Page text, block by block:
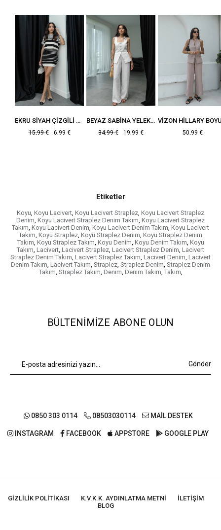
EKRU SIYAH ÇIZGILI TRIKO TAKIM
6,99 €
15,99 €
BEYAZ SABINA YELEK PANTOLON TAKIM
19,99 €
34,99 € 50,99 €
Etiketler
Koyu, Koyu Lacivert, Koyu Lacivert Straplez, Koyu Lacivert Straplez
Denim, Koyu Lacivert Straplez Denim Takım, Koyu Lacivert Straplez
Takım, Koyu Lacivert Denim, Koyu Lacivert Denim Takım, Koyu Lacivert
Takım, Koyu Straplez, Koyu Straplez Denim, Koyu Straplez Denim
Takım, Koyu Straplez Takım, Koyu Denim, Koyu Denim Takım, Koyu
Takım, Lacivert, Lacivert Straplez, Lacivert Straplez Denim, Lacivert
Straplez Denim Takım, Lacivert Straplez Takım, Lacivert Denim, Lacivert
Denim Takım, Lacivert Takım, Straplez, Straplez Denim, Straplez Denim
Takım, Straplez Takım, Denim, Denim Takım, Takım,
BÜLTENIMIZE ABONE OLUN
Gönder
0850 303 0114 08503030114 MAİL DESTEK
INSTAGRAM FACEBOOK APPSTORE GOOGLE PLAY
GIZLILIK POLITIKASI K.V.K.K. AYDINLATMA METNI
İLETIŞIM
BLOG